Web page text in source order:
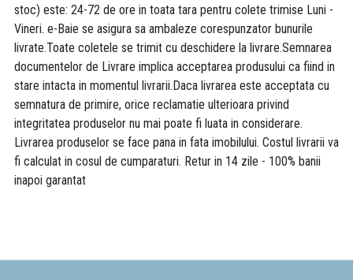
stoc) este: 24-72 de ore in toata tara pentru colete trimise Luni -
Vineri. e-Baie se asigura sa ambaleze corespunzator bunurile
livrate.Toate coletele se trimit cu deschidere la livrare.Semnarea
documentelor de Livrare implica acceptarea produsului ca fiind in
stare intacta in momentul livrarii.Daca livrarea este acceptata cu
semnatura de primire, orice reclamatie ulterioara privind
integritatea produselor nu mai poate fi luata in considerare.
Livrarea produselor se face pana in fata imobilului. Costul livrarii va
fi calculat in cosul de cumparaturi. Retur in 14 zile - 100% banii
inapoi garantat